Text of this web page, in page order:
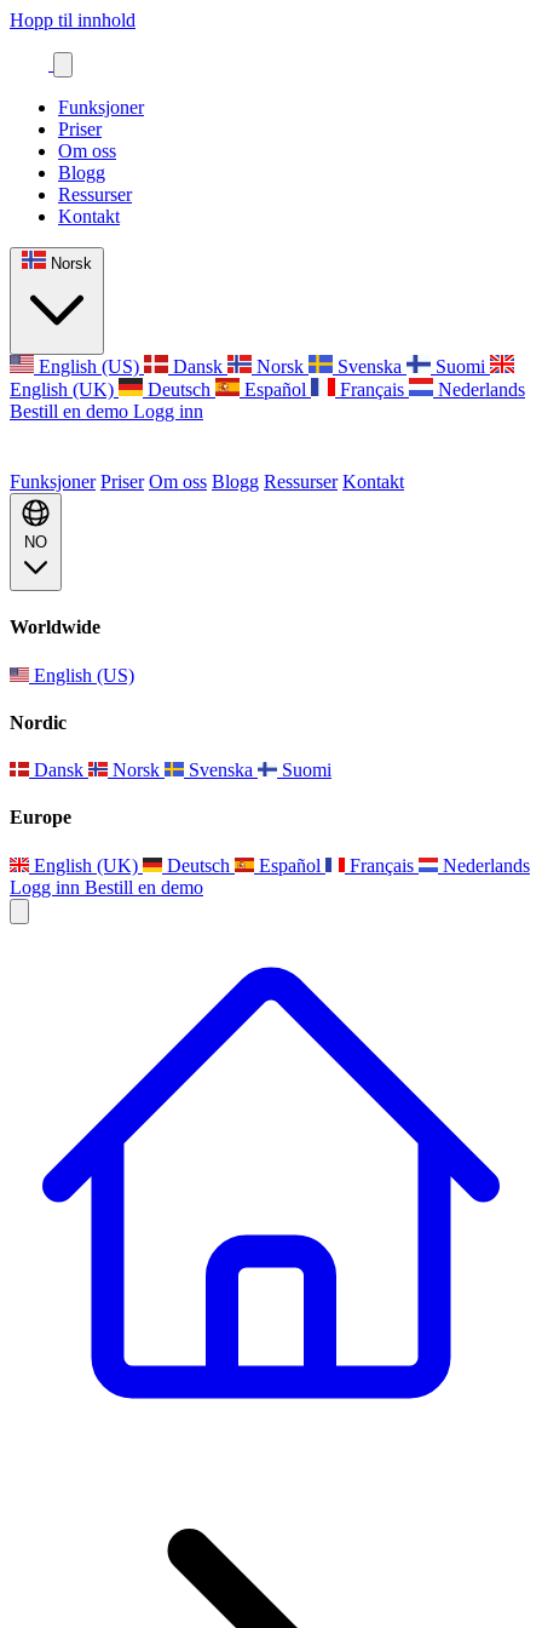
Hopp til innhold
Funksjoner
Priser
Om oss
Blogg
Ressurser
Kontakt
Norsk
English (US) Dansk Norsk Svenska
Suomi
English (UK)
Deutsch Español Français
Nederlands
Bestill en demo Logg inn
Funksjoner Priser Om oss Blogg Ressurser Kontakt
NO
Worldwide
English (US)
Nordic
Dansk Norsk Svenska Suomi
Europe
English (UK) Deutsch Español Français
Nederlands
Logg inn Bestill en demo